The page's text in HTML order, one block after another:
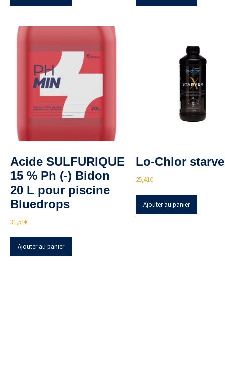
Acide SULFURIQUE
15 % Ph (-) Bidon
20 L pour piscine
Bluedrops
31,51€
Ajouter au panier
Lo-Chlor
25,41€
Ajouter au panier